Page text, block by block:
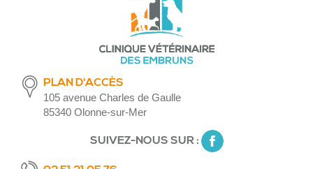
PLAN D'ACCÈS
105 avenue Charles de Gaulle
85340 Olonne-sur-Mer
SUIVEZ-NOUS SUR :